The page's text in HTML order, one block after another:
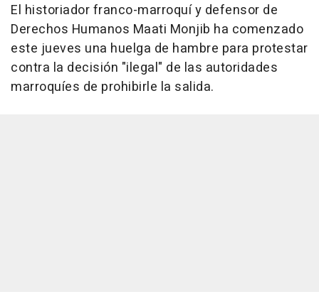
El historiador franco-marroquí y defensor de
Derechos Humanos Maati Monjib ha comenzado
este jueves una huelga de hambre para protestar
contra la decisión "ilegal" de las autoridades
marroquíes de prohibirle la salida.